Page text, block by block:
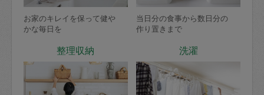
お家のキレイを保って健や
かな毎日を
当日分の食事から数日分の
作り置きまで
整理収納 洗濯